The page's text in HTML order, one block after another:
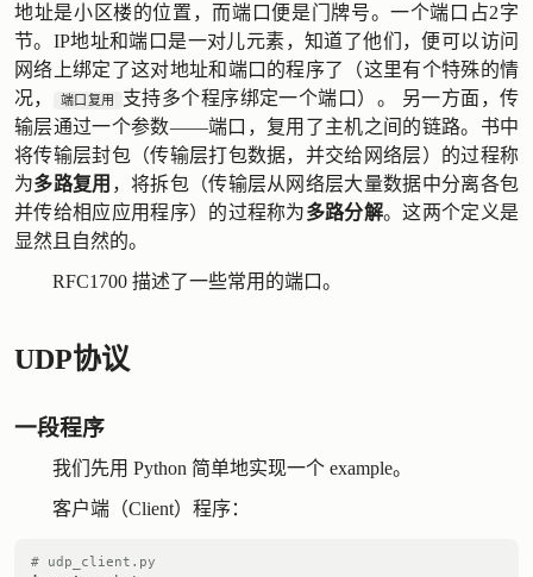
地址是小区楼的位置，而端口便是门牌号。一个端口占2字
节。IP地址和端口是一对儿元素，知道了他们，便可以访问
网络上绑定了这对地址和端口的程序了（这里有个特殊的情
况，
端口复用
支持多个程序绑定一个端口）。 另一方面，传
输层通过一个参数——端口，复用了主机之间的链路。书中
将传输层封包（传输层打包数据，并交给网络层）的过程称
为多路复用 ，将拆包（传输层从网络层大量数据中分离各包
并传给相应应用程序）的过程称为多路分解。这两个定义是
显然且自然的。
RFC1700 描述了一些常用的端口。
UDP协议
一段程序
我们先用 Python 简单地实现一个 example。
客户端（Client）程序：
# udp_client.py